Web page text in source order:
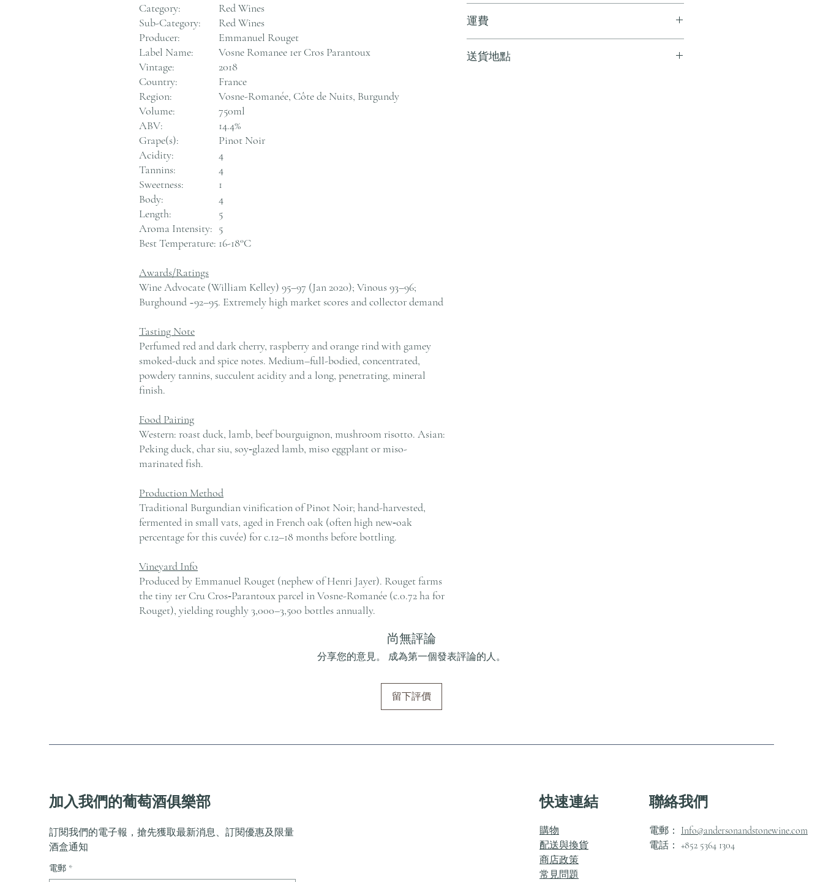
Category:
Red Wines
Sub-Category:
Red Wines
Producer:
Emmanuel Rouget
Label Name:
Vosne Romanee 1er Cros Parantoux
Vintage:
2018
Country:
France
Region:
Vosne-Romanée, Côte de Nuits, Burgundy
Volume:
750ml
ABV:
14.4%
Grape(s):
Pinot Noir
Acidity:
4
Tannins:
4
Sweetness:
1
Body:
4
Length:
5
Aroma Intensity: 5
Best Temperature: 16-18°C
Awards/Ratings
Wine Advocate (William Kelley) 95–97 (Jan 2020); Vinous 93–96;
Burghound ~92–95. Extremely high market scores and collector demand
Tasting Note
Perfumed red and dark cherry, raspberry and orange rind with gamey
smoked-duck and spice notes. Medium–full-bodied, concentrated,
powdery tannins, succulent acidity and a long, penetrating, mineral
finish.
Food Pairing
Western: roast duck, lamb, beef bourguignon, mushroom risotto. Asian:
Peking duck, char siu, soy‑glazed lamb, miso eggplant or miso-
marinated fish.
Production Method
Traditional Burgundian vinification of Pinot Noir; hand-harvested,
fermented in small vats, aged in French oak (often high new‑oak
percentage for this cuvée) for c.12–18 months before bottling.
Vineyard Info
Produced by Emmanuel Rouget (nephew of Henri Jayer). Rouget farms
the tiny 1er Cru Cros‑Parantoux parcel in Vosne-Romanée (c.0.72 ha for
Rouget), yielding roughly 3,000–3,500 bottles annually.
運費
其他地區，請電郵至 cs@andersonandstonewine.com 聯絡客
送貨地點
尚無評論
分享您的意見。 成為第一個發表評論的人。
留下評價
加入我們的葡萄酒俱樂部
訂閱我們的電子報，搶先獲取最新消息、訂閱優惠及限量
酒盒通知
電郵 *
快速連結 聯絡我們
購物
配送與換貨
商店政策
常見問題
電郵： Info@andersonandstonewine.com
電話： +852 5364 1304